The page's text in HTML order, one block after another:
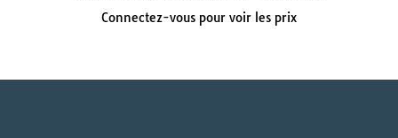
Connectez-vous pour voir les prix